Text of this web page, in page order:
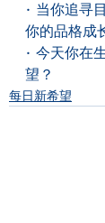
• 当你追寻
你的品格成
• 今天你在
望？
每日新希望